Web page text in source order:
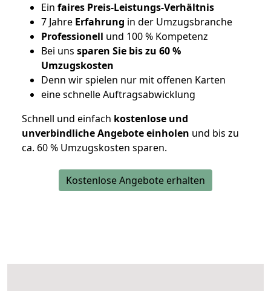
Ein faires Preis-Leistungs-Verhältnis
7 Jahre Erfahrung in der Umzugsbranche
Professionell und 100 % Kompetenz
Bei uns sparen Sie bis zu 60 %
Umzugskosten
Denn wir spielen nur mit offenen Karten
eine schnelle Auftragsabwicklung
Schnell und einfach kostenlose und
unverbindliche Angebote einholen und bis zu
ca. 60 % Umzugskosten sparen.
Kostenlose Angebote erhalten